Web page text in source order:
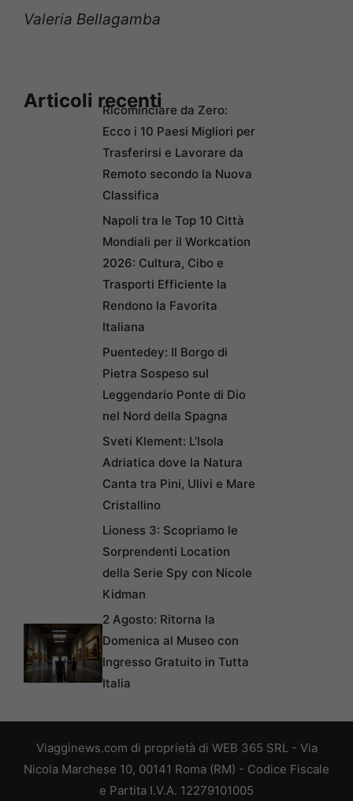
Valeria Bellagamba
Articoli recentiRicominciare da Zero:
Ecco i 10 Paesi Migliori per
Trasferirsi e Lavorare da
Remoto secondo la Nuova
Classifica
Napoli tra le Top 10 Città
Mondiali per il Workcation
2026: Cultura, Cibo e
Trasporti Efficiente la
Rendono la Favorita
Italiana
Puentedey: Il Borgo di
Pietra Sospeso sul
Leggendario Ponte di Dio
nel Nord della Spagna
Sveti Klement: L’Isola
Adriatica dove la Natura
Canta tra Pini, Ulivi e Mare
Cristallino
Lioness 3: Scopriamo le
Sorprendenti Location
della Serie Spy con Nicole
Kidman
2 Agosto: Ritorna la
Domenica al Museo con
Ingresso Gratuito in Tutta
Italia
Viagginews.com di proprietà di WEB 365 SRL - Via
Nicola Marchese 10, 00141 Roma (RM) - Codice Fiscale
e Partita I.V.A. 12279101005